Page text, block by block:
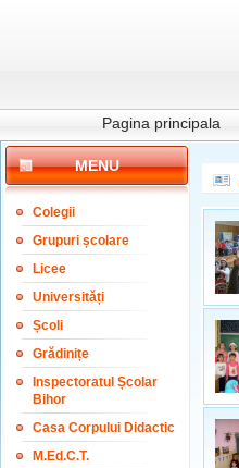
Pagina principala
MENU
Colegii
Grupuri școlare
Licee
Universități
Școli
Grădinițe
Inspectoratul Școlar
Bihor
Casa Corpului Didactic
M.Ed.C.T.